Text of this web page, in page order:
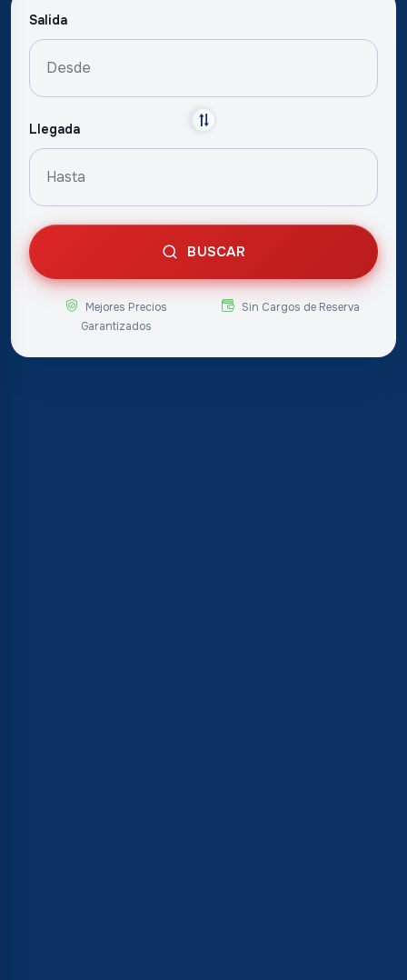
Salida
Llegada
BUSCAR
Mejores Precios
Garantizados
Sin Cargos de Reserva